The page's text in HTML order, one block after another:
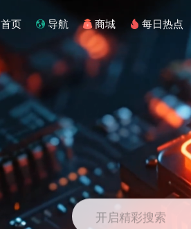
首页 导航 商城 每日热点
开启精彩搜索